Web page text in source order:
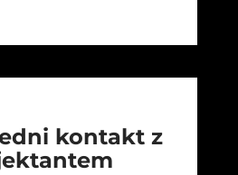
kontakt z